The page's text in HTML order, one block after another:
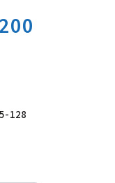
128